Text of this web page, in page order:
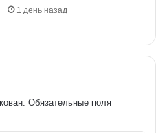
1 день назад
Обязательные поля